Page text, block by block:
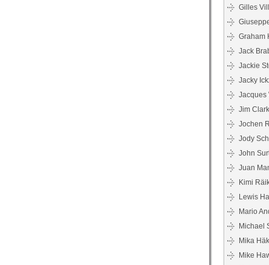
Gilles
Graham
Jack
Jackie
Jacky
Jacques
Jim Clark
Jochen
Jody
John
Juan
Kimi
Lewis
Mario
Michael
Mika
Mike